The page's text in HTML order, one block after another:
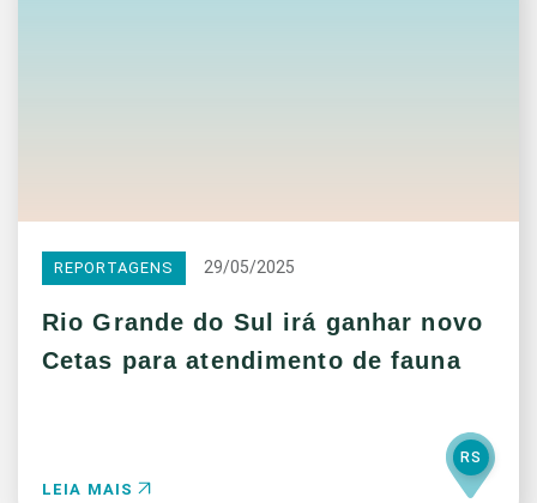
REPORTAGENS 29/05/2025
Rio Grande do Sul irá ganhar novo
Cetas para atendimento de fauna
LEIA MAIS
RS